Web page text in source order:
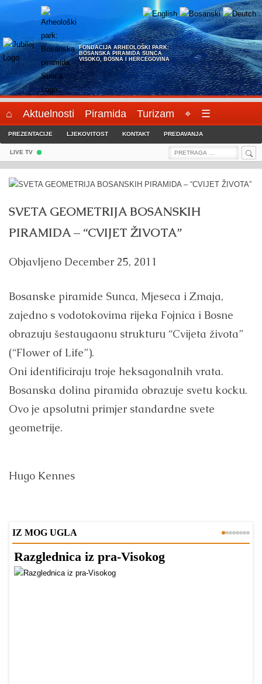
FONDACIJA ARHEOLOŠKI PARK:
BOSANSKA PIRAMIDA SUNCA
VISOKO, BOSNA I HERCEGOVINA
⌂ Aktuelnosti Piramida Turizam ⌖ ☰
PREZENTACIJE LJEKOVITOST KONTAKT PREDAVANJA
LIVE TV
Search
SVETA GEOMETRIJA BOSANSKIH
PIRAMIDA – “CVIJET ŽIVOTA”
Objavljeno December 25, 2011
Bosanske piramide Sunca, Mjeseca i Zmaja,
zajedno s vodotokovima rijeka Fojnica i Bosne
obrazuju šestaugaonu strukturu “Cvijeta života”
(“Flower of Life”).
Oni identificiraju troje heksagonalnih vrata.
Bosanska dolina piramida obrazuje svetu kocku.
Ovo je apsolutni primjer standardne svete
geometrije.
Hugo Kennes
IZ MOG UGLA
Razglednica iz pra-Visokog